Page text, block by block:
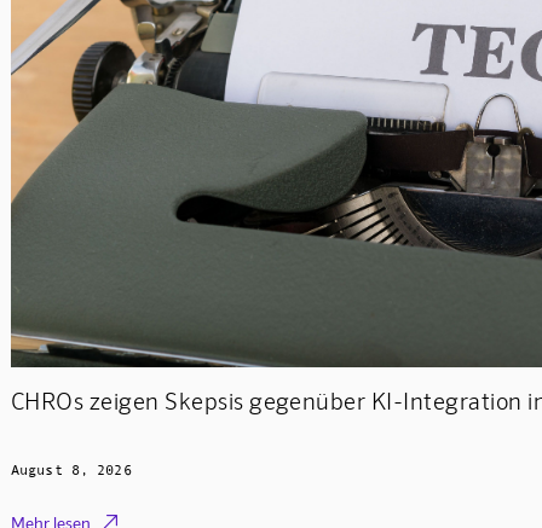
CHROs zeigen Skepsis gegenüber KI-Integration
August 8, 2026
Mehr lesen 